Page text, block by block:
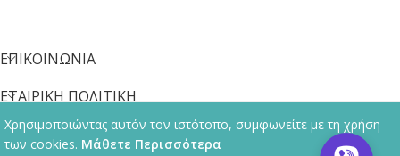
ΕΠΙΚΟΙΝΩΝΙΑ
ΕΤΑΙΡΙΚΗ ΠΟΛΙΤΙΚΗ
ΠΛΗΡΟΦΟΡΙΕΣ
Χρησιμοποιώντας αυτόν τον ιστότοπο, συμφωνείτε με τη χρήση
των cookies. Μάθετε Περισσότερα